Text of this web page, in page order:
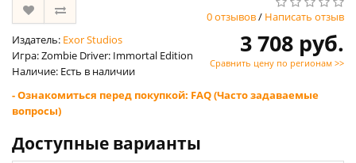
0 отзывов/ Написать отзыв
Издатель: Exor Studios
Игра: Zombie Driver: Immortal Edition
Наличие: Есть в наличии
3 708 руб.
Сравнить цену по регионам >>
- Ознакомиться перед покупкой: FAQ (Часто задаваемые
вопросы)
Доступные варианты